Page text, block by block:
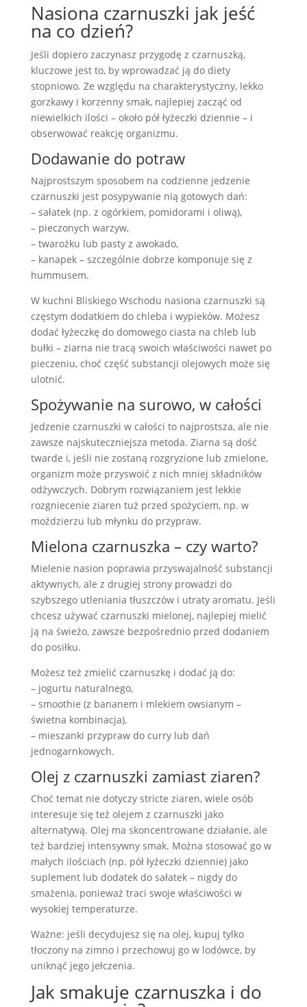
Nasiona czarnuszki jak jeść
na co dzień?
Jeśli dopiero zaczynasz przygodę z czarnuszką,
kluczowe jest to, by wprowadzać ją do diety
stopniowo. Ze względu na charakterystyczny, lekko
gorzkawy i korzenny smak, najlepiej zacząć od
niewielkich ilości – około pół łyżeczki dziennie – i
obserwować reakcję organizmu.
Dodawanie do potraw
Najprostszym sposobem na codzienne jedzenie
czarnuszki jest posypywanie nią gotowych dań:
– sałatek (np. z ogórkiem, pomidorami i oliwą),
– pieczonych warzyw,
– twarożku lub pasty z awokado,
– kanapek – szczególnie dobrze komponuje się z
hummusem.
W kuchni Bliskiego Wschodu nasiona czarnuszki są
częstym dodatkiem do chleba i wypieków. Możesz
dodać łyżeczkę do domowego ciasta na chleb lub
bułki – ziarna nie tracą swoich właściwości nawet po
pieczeniu, choć część substancji olejowych może się
ulotnić.
Spożywanie na surowo, w całości
Jedzenie czarnuszki w całości to najprostsza, ale nie
zawsze najskuteczniejsza metoda. Ziarna są dość
twarde i, jeśli nie zostaną rozgryzione lub zmielone,
organizm może przyswoić z nich mniej składników
odżywczych. Dobrym rozwiązaniem jest lekkie
rozgniecenie ziaren tuż przed spożyciem, np. w
moździerzu lub młynku do przypraw.
Mielona czarnuszka – czy warto?
Mielenie nasion poprawia przyswajalność substancji
aktywnych, ale z drugiej strony prowadzi do
szybszego utleniania tłuszczów i utraty aromatu. Jeśli
chcesz używać czarnuszki mielonej, najlepiej mielić
ją na świeżo, zawsze bezpośrednio przed dodaniem
do posiłku.
Możesz też zmielić czarnuszkę i dodać ją do:
– jogurtu naturalnego,
– smoothie (z bananem i mlekiem owsianym –
świetna kombinacja),
– mieszanki przypraw do curry lub dań
jednogarnkowych.
Olej z czarnuszki zamiast ziaren?
Choć temat nie dotyczy stricte ziaren, wiele osób
interesuje się też olejem z czarnuszki jako
alternatywą. Olej ma skoncentrowane działanie, ale
też bardziej intensywny smak. Można stosować go w
małych ilościach (np. pół łyżeczki dziennie) jako
suplement lub dodatek do sałatek – nigdy do
smażenia, ponieważ traci swoje właściwości w
wysokiej temperaturze.
Ważne: jeśli decydujesz się na olej, kupuj tylko
tłoczony na zimno i przechowuj go w lodówce, by
uniknąć jego jełczenia.
Jak smakuje czarnuszka i do